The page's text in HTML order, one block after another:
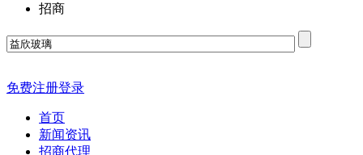
招商
免费注册登录
首页
新闻资讯
招商代理